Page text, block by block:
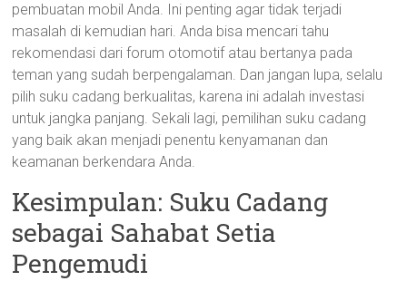
pembuatan mobil Anda. Ini penting agar tidak terjadi
masalah di kemudian hari. Anda bisa mencari tahu
rekomendasi dari forum otomotif atau bertanya pada
teman yang sudah berpengalaman. Dan jangan lupa, selalu
pilih suku cadang berkualitas, karena ini adalah investasi
untuk jangka panjang. Sekali lagi, pemilihan suku cadang
yang baik akan menjadi penentu kenyamanan dan
keamanan berkendara Anda.
Kesimpulan: Suku Cadang
sebagai Sahabat Setia
Pengemudi